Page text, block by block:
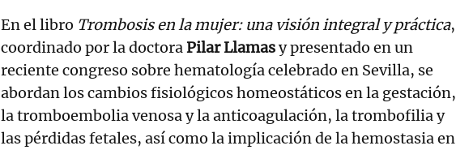
En el libro Trombosis en la mujer: una visión integral y práctica,
coordinado por la doctoraPilar Llamasy presentado en un
reciente congreso sobre hematología celebrado en Sevilla, se
abordan los cambios fisiológicos homeostáticos en la gestación,
la tromboembolia venosa y la anticoagulación, la trombofilia y
las pérdidas fetales, así como la implicación de la hemostasia en